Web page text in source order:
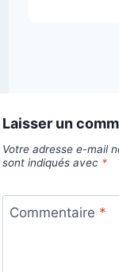
Laisser un
Votre adresse e-mail
sont indiqués avec *
Commentaire *